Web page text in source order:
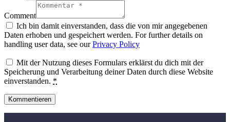
Comment
Ich bin damit einverstanden, dass die von mir angegebenen
Daten erhoben und gespeichert werden. For further details on
handling user data, see ourPrivacy Policy
Mit der Nutzung dieses Formulars erklärst du dich mit der
Speicherung und Verarbeitung deiner Daten durch diese Website
einverstanden. *